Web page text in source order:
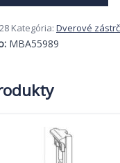
Kategória: Dverové
MBA55989